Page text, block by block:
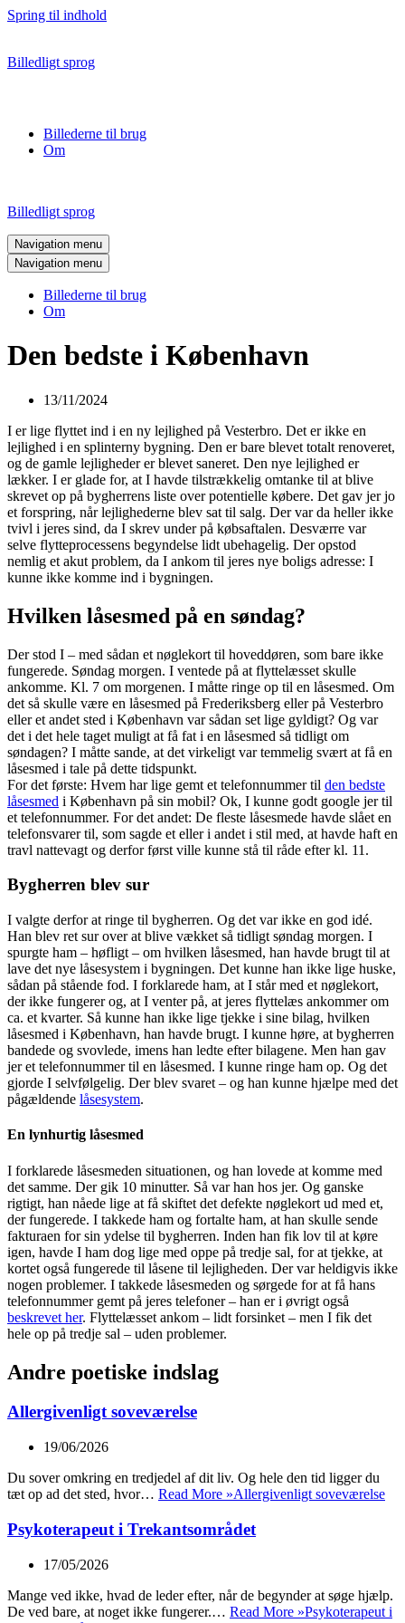
Spring til indhold
Billedligt sprog
Billederne til brug
Om
Billedligt sprog
Navigation menu
Navigation menu
Billederne til brug
Om
Den bedste i København
13/11/2024
I er lige flyttet ind i en ny lejlighed på Vesterbro. Det er ikke en
lejlighed i en splinterny bygning. Den er bare blevet totalt renoveret,
og de gamle lejligheder er blevet saneret. Den nye lejlighed er
lækker. I er glade for, at I havde tilstrækkelig omtanke til at blive
skrevet op på bygherrens liste over potentielle købere. Det gav jer jo
et forspring, når lejlighederne blev sat til salg. Der var da heller ikke
tvivl i jeres sind, da I skrev under på købsaftalen. Desværre var
selve flytteprocessens begyndelse lidt ubehagelig. Der opstod
nemlig et akut problem, da I ankom til jeres nye boligs adresse: I
kunne ikke komme ind i bygningen.
Hvilken låsesmed på en søndag?
Der stod I – med sådan et nøglekort til hoveddøren, som bare ikke
fungerede. Søndag morgen. I ventede på at flyttelæsset skulle
ankomme. Kl. 7 om morgenen. I måtte ringe op til en låsesmed. Om
det så skulle være en låsesmed på Frederiksberg eller på Vesterbro
eller et andet sted i København var sådan set lige gyldigt? Og var
det i det hele taget muligt at få fat i en låsesmed så tidligt om
søndagen? I måtte sande, at det virkeligt var temmelig svært at få en
låsesmed i tale på dette tidspunkt.
For det første: Hvem har lige gemt et telefonnummer til den bedste
låsesmed i København på sin mobil? Ok, I kunne godt google jer til
et telefonnummer. For det andet: De fleste låsesmede havde slået en
telefonsvarer til, som sagde et eller i andet i stil med, at havde haft en
travl nattevagt og derfor først ville kunne stå til råde efter kl. 11.
Bygherren blev sur
I valgte derfor at ringe til bygherren. Og det var ikke en god idé.
Han blev ret sur over at blive vækket så tidligt søndag morgen. I
spurgte ham – høfligt – om hvilken låsesmed, han havde brugt til at
lave det nye låsesystem i bygningen. Det kunne han ikke lige huske,
sådan på stående fod. I forklarede ham, at I står med et nøglekort,
der ikke fungerer og, at I venter på, at jeres flyttelæs ankommer om
ca. et kvarter. Så kunne han ikke lige tjekke i sine bilag, hvilken
låsesmed i København, han havde brugt. I kunne høre, at bygherren
bandede og svovlede, imens han ledte efter bilagene. Men han gav
jer et telefonnummer til en låsesmed. I kunne ringe ham op. Og det
gjorde I selvfølgelig. Der blev svaret – og han kunne hjælpe med det
pågældende låsesystem.
En lynhurtig låsesmed
I forklarede låsesmeden situationen, og han lovede at komme med
det samme. Der gik 10 minutter. Så var han hos jer. Og ganske
rigtigt, han nåede lige at få skiftet det defekte nøglekort ud med et,
der fungerede. I takkede ham og fortalte ham, at han skulle sende
fakturaen for sin ydelse til bygherren. Inden han fik lov til at køre
igen, havde I ham dog lige med oppe på tredje sal, for at tjekke, at
kortet også fungerede til låsene til lejligheden. Der var heldigvis ikke
nogen problemer. I takkede låsesmeden og sørgede for at få hans
telefonnummer gemt på jeres telefoner – han er i øvrigt også
beskrevet her. Flyttelæsset ankom – lidt forsinket – men I fik det
hele op på tredje sal – uden problemer.
Andre poetiske indslag
Allergivenligt soveværelse
19/06/2026
Du sover omkring en tredjedel af dit liv. Og hele den tid ligger du
tæt op ad det sted, hvor… Read More »Allergivenligt soveværelse
Psykoterapeut i Trekantsområdet
17/05/2026
Mange ved ikke, hvad de leder efter, når de begynder at søge hjælp.
De ved bare, at noget ikke fungerer.… Read More »Psykoterapeut i